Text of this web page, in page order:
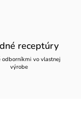
receptúry
odborníkmi vo vlastnej
výrobe